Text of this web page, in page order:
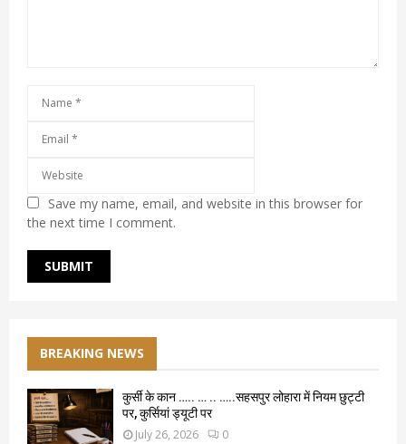
Save my name, email, and website in this browser for
the next time I comment.
BREAKING NEWS
कुर्सी के कान ….. … .. …..सहसपुर लोहारा में नियम छुट्टी
पर, कुर्सियां ड्यूटी पर
July 26, 2026 0